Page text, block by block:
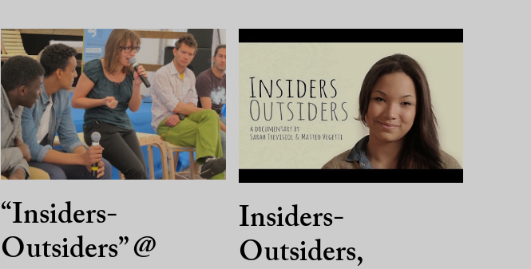
“Insiders-
Outsiders” @
Insiders-
Outsiders,